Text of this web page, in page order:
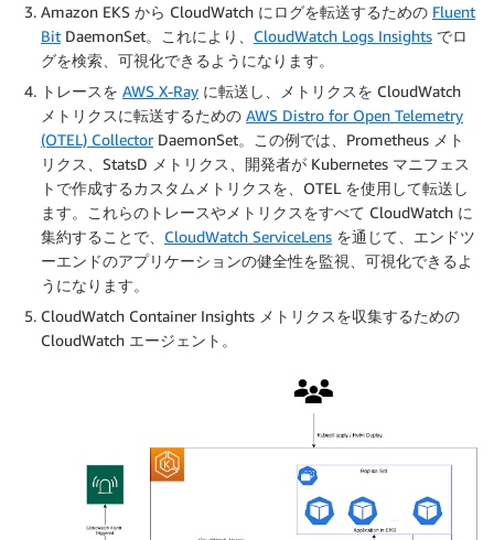
Amazon EKS から CloudWatch にログを転送するための Fluent
Bit DaemonSet。これにより、 CloudWatch Logs Insights でロ
グを検索、可視化できるようになります。
トレースを AWS X-Ray に転送し、メトリクスを CloudWatch
メトリクスに転送するための AWS Distro for Open Telemetry
(OTEL) CollectorDaemonSet。この例では、Prometheus メト
リクス、StatsD メトリクス、開発者が Kubernetes マニフェス
トで作成するカスタムメトリクスを、OTEL を使用して転送し
ます。これらのトレースやメトリクスをすべて CloudWatch に
集約することで、 CloudWatch ServiceLens を通じて、エンドツ
ーエンドのアプリケーションの健全性を監視、可視化できるよ
うになります。
CloudWatch Container Insights メトリクスを収集するための
CloudWatch エージェント。